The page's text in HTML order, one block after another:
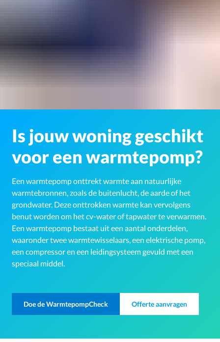
Is jouw woning geschikt
voor een warmtepomp?
Een warmtepomp onttrekt warmte aan natuurlijke
warmtebronnen, zoals de buitenlucht, de aarde of het
grondwater. Deze onttrokken warmte kan vervolgens
benut worden om het cv-water of tapwater te verwarmen.
Een warmtepomp bestaat uit een aantal onderdelen,
waaronder twee warmtewisselaars, een elektrische pomp,
een compressor en een leidingsysteem gevuld met een
speciaal middel.
Doe de WarmtepompCheck Offerte aanvragen